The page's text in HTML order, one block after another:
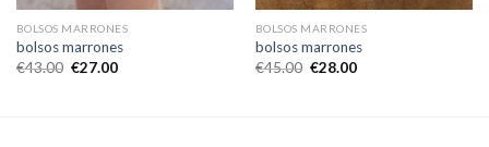
BOLSOS MARRONES
bolsos marrones
€43.00 €27.00
BOLSOS MARRONES
bolsos marrones
€45.00 €28.00